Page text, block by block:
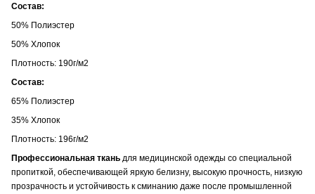
Состав:
50% Полиэстер
50% Хлопок
Плотность: 190г/м2
Состав:
65% Полиэстер
35% Хлопок
Плотность: 196г/м2
Профессиональная ткань для медицинской одежды со специальной
пропиткой, обеспечивающей яркую белизну, высокую прочность, низкую
прозрачность и устойчивость к сминанию даже после промышленной